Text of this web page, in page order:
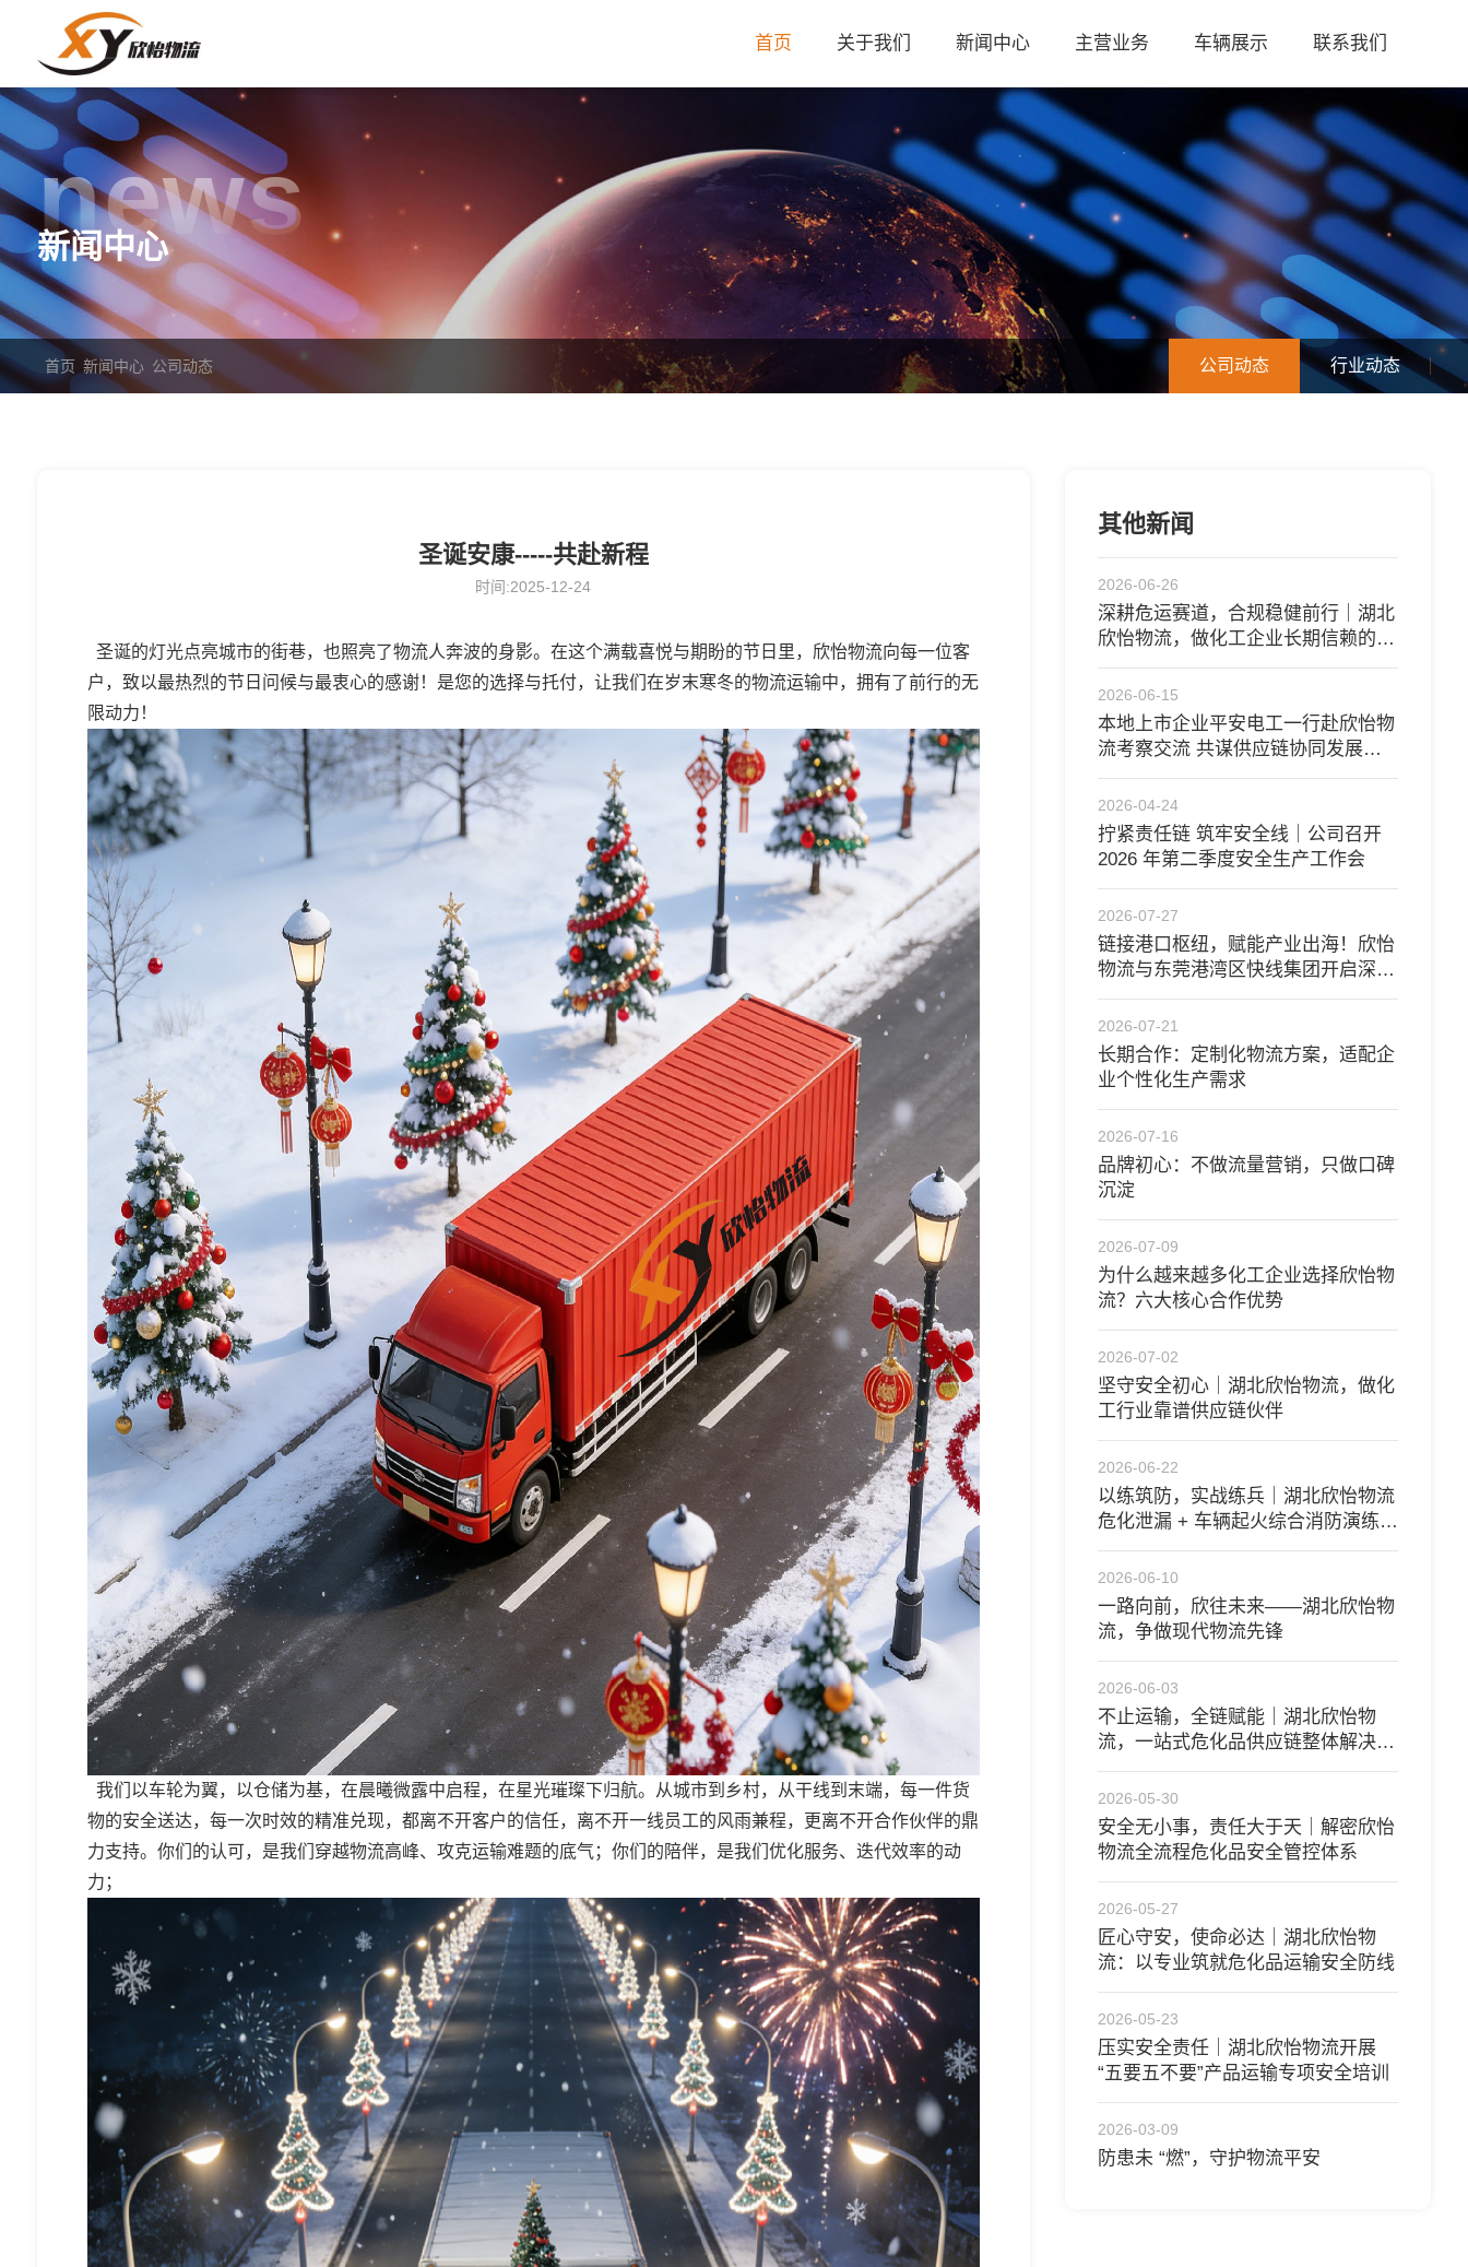
首页 关于我们
公司简介
荣誉资质
新闻中心
公司动态
行业动态
主营业务 车辆展示 联系我们
news
新闻中心
首页 新闻中心 公司动态 公司动态 行业动态
圣诞安康-----共赴新程
时间:2025-12-24
圣诞的灯光点亮城市的街巷，也照亮了物流人奔波的身影。在这个满载喜悦与期盼的节日里， 欣怡物流向每一位客
户，致以最热烈的节日问候与最衷心的感谢！是您的选择与托付，让我们在岁末寒冬的物流运输中，拥有了前行的无
限动力 ！
我们以车轮为翼，以仓储为基，在晨曦微露中启程，在星光璀璨下归航。从城市到乡村，从干线到末端，每一件货
物的安全送达，每一次时效的精准兑现，都离不开客户的信任，离不开一线员工的风雨兼程，更离不开合作伙伴的鼎
力支持。你们的认可，是我们穿越物流高峰、攻克运输难题的底气；你们的陪伴，是我们优化服务、迭代效率的动
力 ；
其他新闻
2026-06-26
深耕危运赛道，合规稳健前行｜湖北
欣怡物流，做化工企业长期信赖的供
应链伙伴
2026-06-15
​本地上市企业平安电工一行赴欣怡物
流考察交流 共谋供应链协同发展新
路径
2026-04-24
拧紧责任链 筑牢安全线｜公司召开
2026 年第二季度安全生产工作会
2026-07-27
链接港口枢纽，赋能产业出海！欣怡
物流与东莞港湾区快线集团开启深度
合作
2026-07-21
长期合作：定制化物流方案，适配企
业个性化生产需求
2026-07-16
品牌初心：不做流量营销，只做口碑
沉淀
2026-07-09
为什么越来越多化工企业选择欣怡物
流？六大核心合作优势
2026-07-02
坚守安全初心｜湖北欣怡物流，做化
工行业靠谱供应链伙伴 ​
2026-06-22
以练筑防，实战练兵｜湖北欣怡物流
危化泄漏 + 车辆起火综合消防演练圆
满开展
2026-06-10
一路向前，欣往未来——湖北欣怡物
流，争做现代物流先锋
2026-06-03
不止运输，全链赋能｜湖北欣怡物
流，一站式危化品供应链整体解决方
案
2026-05-30
安全无小事，责任大于天｜解密欣怡
物流全流程危化品安全管控体系
2026-05-27
匠心守安，使命必达｜湖北欣怡物
流：以专业筑就危化品运输安全防线
2026-05-23
压实安全责任｜湖北欣怡物流开展
“五要五不要”产品运输专项安全培训
2026-03-09
防患未 “燃”，守护物流平安